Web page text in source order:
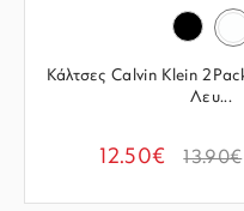
Κάλτσες Calvin Klein
Λευ...
12.50€ 13.90€